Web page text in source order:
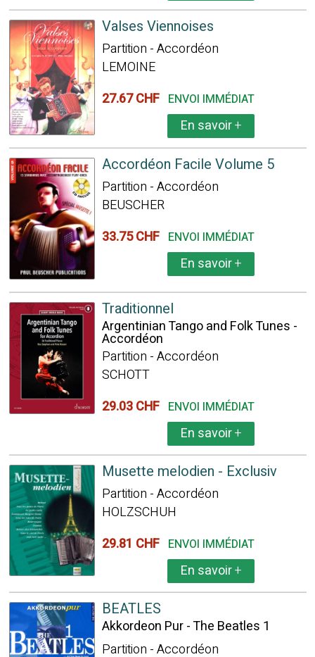
Valses Viennoises
Partition - Accordéon
LEMOINE
27.67 CHF ENVOI IMMÉDIAT
En savoir+
Accordéon Facile Volume 5
Partition - Accordéon
BEUSCHER
33.75 CHF ENVOI IMMÉDIAT
En savoir+
Traditionnel
Argentinian Tango and Folk Tunes -
Accordéon
Partition - Accordéon
SCHOTT
29.03 CHF ENVOI IMMÉDIAT
En savoir+
Musette melodien - Exclusiv
Partition - Accordéon
HOLZSCHUH
29.81 CHF ENVOI IMMÉDIAT
En savoir+
BEATLES
Akkordeon Pur - The Beatles 1
Partition - Accordéon